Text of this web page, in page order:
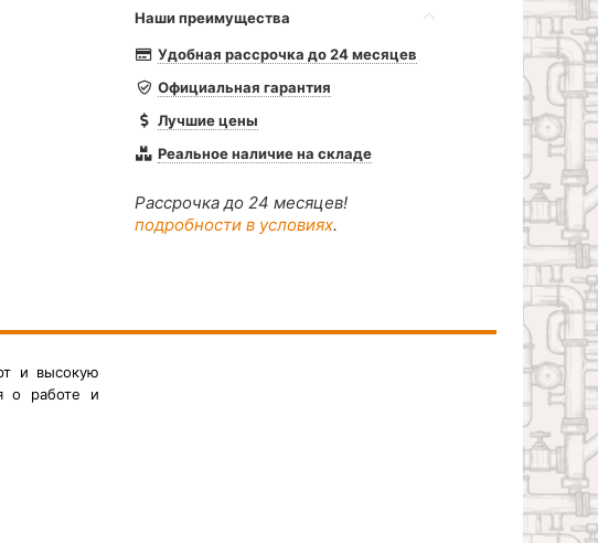
Наши преимущества
Удобная рассрочка до 24 месяцев
Официальная гарантия
Лучшие цены
Реальное наличие на складе
Рассрочка до 24 месяцев!
подробности в условиях.
и высокую
о работе и